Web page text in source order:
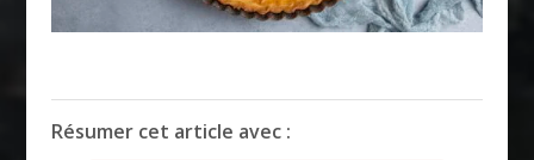
Résumer cet article avec :